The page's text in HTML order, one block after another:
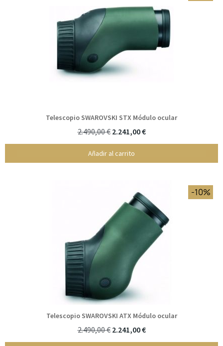
Telescopio SWAROVSKI STX Módulo ocular
2.490,00 € 2.241,00 €
Añadir al carrito
-10%
Telescopio SWAROVSKI ATX Módulo ocular
2.490,00 € 2.241,00 €